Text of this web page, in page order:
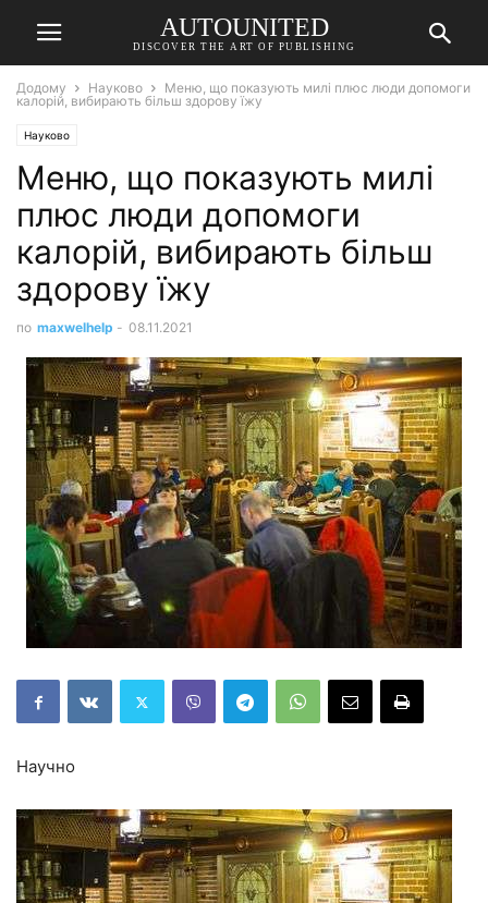
AUTOUNITED
DISCOVER THE ART OF PUBLISHING
Додому Науково
Меню, що показують милі плюс люди допомоги
калорій, вибирають більш здорову їжу
Науково
Меню, що показують милі
плюс люди допомоги
калорій, вибирають більш
здорову їжу
по maxwelhelp - 08.11.2021
Научно